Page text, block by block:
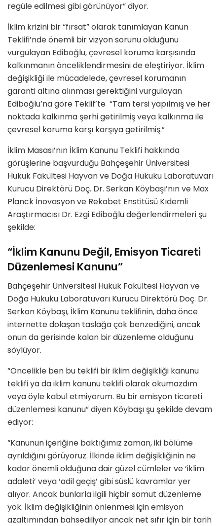
regüle edilmesi gibi görünüyor” diyor.
İklim krizini bir “fırsat” olarak tanımlayan Kanun
Teklifi’nde önemli bir vizyon sorunu olduğunu
vurgulayan Ediboğlu, çevresel koruma karşısında
kalkınmanın önceliklendirmesini de eleştiriyor. İklim
değişikliği ile mücadelede, çevresel korumanın
garanti altına alınması gerektiğini vurgulayan
Ediboğlu’na göre Teklif’te “Tam tersi yapılmış ve her
noktada kalkınma şerhi getirilmiş veya kalkınma ile
çevresel koruma karşı karşıya getirilmiş.”
İklim Masası’nın İklim Kanunu Teklifi hakkında
görüşlerine başvurduğu Bahçeşehir Üniversitesi
Hukuk Fakültesi Hayvan ve Doğa Hukuku Laboratuvarı
Kurucu Direktörü Doç. Dr. Serkan Köybaşı’nın ve Max
Planck İnovasyon ve Rekabet Enstitüsü Kıdemli
Araştırmacısı Dr. Ezgi Ediboğlu değerlendirmeleri şu
şekilde:
“İklim Kanunu Değil, Emisyon Ticareti
Düzenlemesi Kanunu”
Bahçeşehir Üniversitesi Hukuk Fakültesi Hayvan ve
Doğa Hukuku Laboratuvarı Kurucu Direktörü Doç. Dr.
Serkan Köybaşı, İklim Kanunu teklifinin, daha önce
internette dolaşan taslağa çok benzediğini, ancak
onun da gerisinde kalan bir düzenleme olduğunu
söylüyor.
“Öncelikle ben bu teklifi bir iklim değişikliği kanunu
teklifi ya da iklim kanunu teklifi olarak okumazdım
veya öyle kabul etmiyorum. Bu bir emisyon ticareti
düzenlemesi kanunu” diyen Köybaşı şu şekilde devam
ediyor:
“Kanunun içeriğine baktığımız zaman, iki bölüme
ayrıldığını görüyoruz. İlkinde iklim değişikliğinin ne
kadar önemli olduğuna dair güzel cümleler ve ‘iklim
adaleti’ veya ‘adil geçiş’ gibi süslü kavramlar yer
alıyor. Ancak bunlarla ilgili hiçbir somut düzenleme
yok. İklim değişikliğinin önlenmesi için emisyon
azaltımından bahsediliyor ancak net sıfır için bir tarih